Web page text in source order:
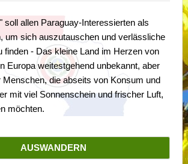
soll allen Paraguay-Interessierten als
um sich auszutauschen und verlässliche
finden - Das kleine Land im Herzen von
Europa weitestgehend unbekannt, aber
die abseits von Konsum und
mit viel Sonnenschein und frischer Luft,
möchten.
AUSWANDERN